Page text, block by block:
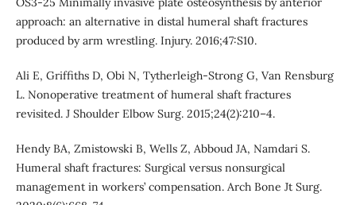
approach: an alternative in distal humeral shaft fractures
produced by arm wrestling. Injury. 2016;47:S10.
Ali E, Griffiths D, Obi N, Tytherleigh-Strong G, Van Rensburg
L. Nonoperative treatment of humeral shaft fractures
revisited. J Shoulder Elbow Surg. 2015;24(2):210–4.
Hendy BA, Zmistowski B, Wells Z, Abboud JA, Namdari S.
Humeral shaft fractures: Surgical versus nonsurgical
management in workers’ compensation. Arch Bone Jt Surg.